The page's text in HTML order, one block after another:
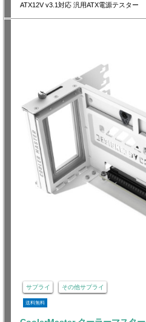
ATX12V v3.1対応 汎用ATX電源テスター
サプライ その他サプライ
送料無料